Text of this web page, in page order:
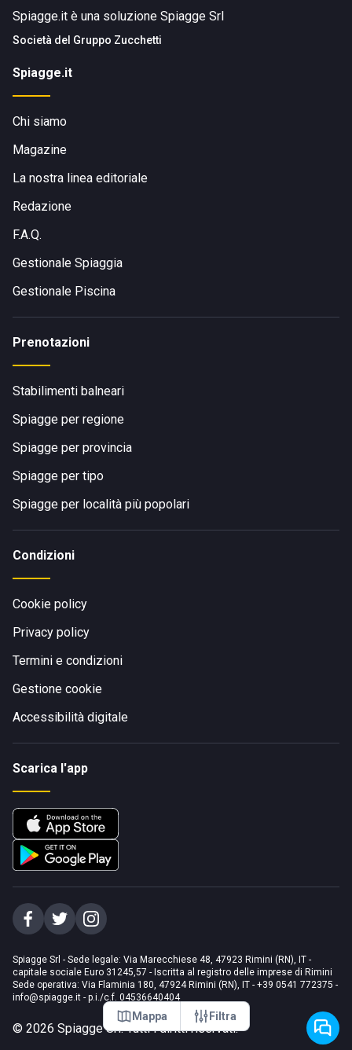
Mappa Filtra
Spiagge.it è una soluzione Spiagge Srl
Società del Gruppo Zucchetti
Spiagge.it
Chi siamo
Magazine
La nostra linea editoriale
Redazione
F.A.Q.
Gestionale Spiaggia
Gestionale Piscina
Prenotazioni
Stabilimenti balneari
Spiagge per regione
Spiagge per provincia
Spiagge per tipo
Spiagge per località più popolari
Condizioni
Cookie policy
Privacy policy
Termini e condizioni
Gestione cookie
Accessibilità digitale
Scarica l'app
Spiagge Srl - Sede legale: Via Marecchiese 48, 47923 Rimini (RN), IT -
capitale sociale Euro 31245,57 - Iscritta al registro delle imprese di Rimini
Sede operativa: Via Flaminia 180, 47924 Rimini (RN), IT - +39 0541 772375 -
info@spiagge.it - p.i./c.f. 04536640404
© 2026 Spiagge Srl. Tutti i diritti riservati.